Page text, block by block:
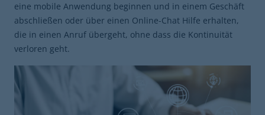
eine mobile Anwendung beginnen und in einem Geschäft
abschließen oder über einen Online-Chat Hilfe erhalten,
die in einen Anruf übergeht, ohne dass die Kontinuität
verloren geht.